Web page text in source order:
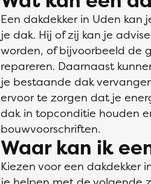
Een dakdekker in Uden
je dak. Hij of zij kan je
worden, of bijvoorbeeld de
repareren. Daarnaast
je bestaande dak
ervoor te zorgen dat je
dak in topconditie houden
bouwvoorschriften.
Waar kan ik
Kiezen voor een dakdekker